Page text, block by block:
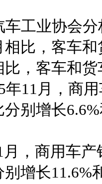
工业协会分
相比，客车
比，客车和
月，商用车
别增长
月，商用车
增长11.6%